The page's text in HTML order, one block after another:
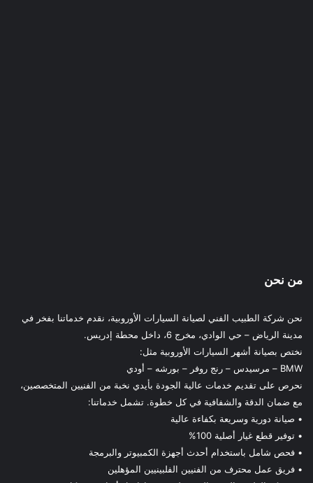
من نحن
نحن شركة الطبيب الفني لصيانة السيارات الأوروبية، نقدم خدماتنا بفخر في
مدينة الرياض – حي الوادي، مخرج 6، داخل محطة إدريس.
نختص بصيانة أشهر السيارات الأوروبية مثل:
BMW – مرسيدس – رنج روفر – بورشه – أودي
نحرص على تقديم خدمات عالية الجودة بأيدي نخبة من الفنيين المتخصصين،
مع ضمان الدقة والشفافية في كل خطوة. تشمل خدماتنا:
• صيانة دورية وسريعة بكفاءة عالية
• توفير قطع غيار أصلية 100%
• فحص شامل باستخدام أحدث أجهزة الكمبيوتر والبرمجة
• فريق عمل محترف من الفنيين الفلبينيين المؤهلين